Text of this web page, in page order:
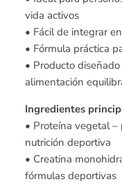
vida activos
• Fácil de integrar
• Fórmula práctica
• Producto
alimentación
Ingredientes
• Proteína vegetal
nutrición deportiva
• Creatina
fórmulas deportivas